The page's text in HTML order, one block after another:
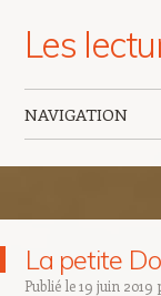
Les
NAVIGATION
La petite
Publié le19 juin 2019